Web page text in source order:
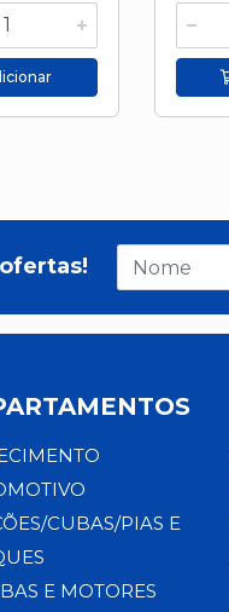
CUBAS/PIAS E
E MOTORES